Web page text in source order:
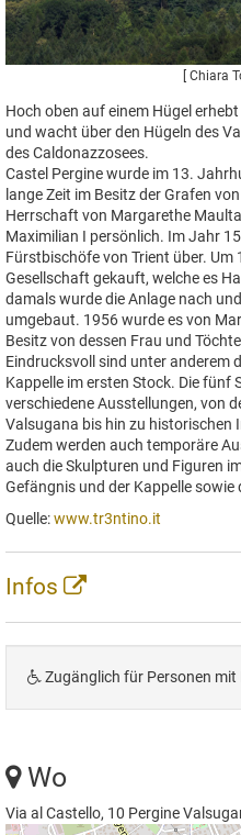
[ Chiara
Hoch oben auf einem Hügel
und wacht über den Hügeln des
des Caldonazzosees.
Castel Pergine wurde im 13.
lange Zeit im Besitz der Grafen
Herrschaft von Margarethe
Maximilian I persönlich. Im Jahr
Fürstbischöfe von Trient über.
Gesellschaft gekauft, welche es
damals wurde die Anlage nach
umgebaut. 1956 wurde es von
Besitz von dessen Frau und
Eindrucksvoll sind unter anderem
Kappelle im ersten Stock. Die fünf
verschiedene Ausstellungen, von
Valsugana bis hin zu historischen
Zudem werden auch temporäre
auch die Skulpturen und Figuren
Gefängnis und der Kappelle sowie
Quelle:www.tr3ntino.it
Infos
Zugänglich für Personen mit
Wo
Via al Castello, 10 Pergine